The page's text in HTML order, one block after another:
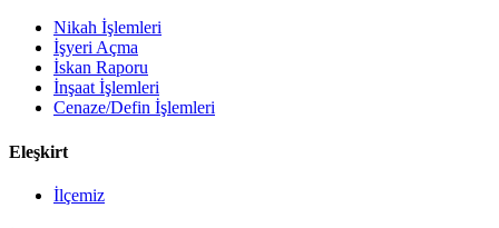
Nikah İşlemleri
İşyeri Açma
İskan Raporu
İnşaat İşlemleri
Cenaze/Defin İşlemleri
Eleşkirt
İlçemiz